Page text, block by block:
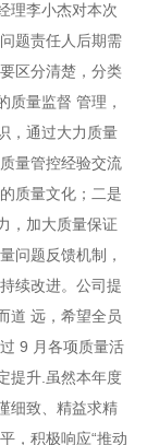
理李小杰对本次
题责任人后期需
区分清楚，分类
质量监督 管理，
，通过大力质量
量管控经验交流
质量文化；二是
，加大质量保证
问题反馈机制，
续改进。公司提
道 远，希望全员
9 月各项质量活
提升.虽然本年度
细致、精益求精
，积极响应“推动